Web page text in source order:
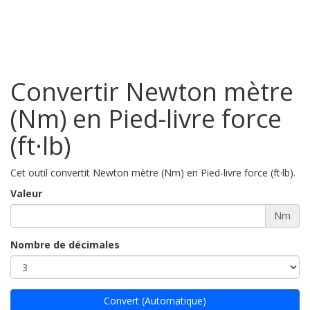
Convertir Newton mètre
(Nm) en Pied-livre force
(ft·lb)
Cet outil convertit Newton mètre (Nm) en Pied-livre force (ft·lb).
Valeur
Nm
Nombre de décimales
Convert (Automatique)